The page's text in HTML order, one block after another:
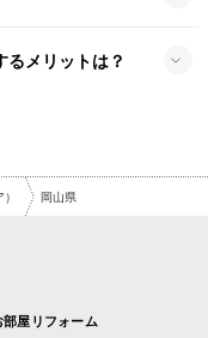
るメリットは？
岡山県
部屋リフォーム